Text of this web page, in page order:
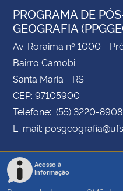
PROGRAMA DE
GEOGRAFIA
Av. Roraima nº 1000 -
Bairro Camobi
Santa Maria - RS
CEP: 97105900
Telefone: (55) 3220-8908
E-mail:
Acesso à
Informação